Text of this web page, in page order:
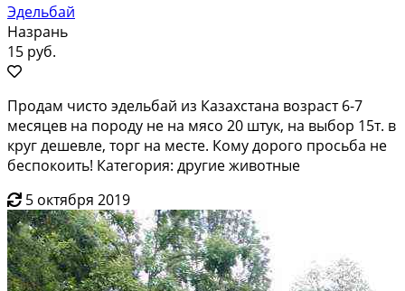
Эдельбай
Назрань
15 руб.
Продам чисто эдельбай из Казахстана возраст 6-7
месяцев на породу не на мясо 20 штук, на выбор 15т. в
круг дешевле, торг на месте. Кому дорого просьба не
беспокоить! Категория: другие животные
5 октября 2019